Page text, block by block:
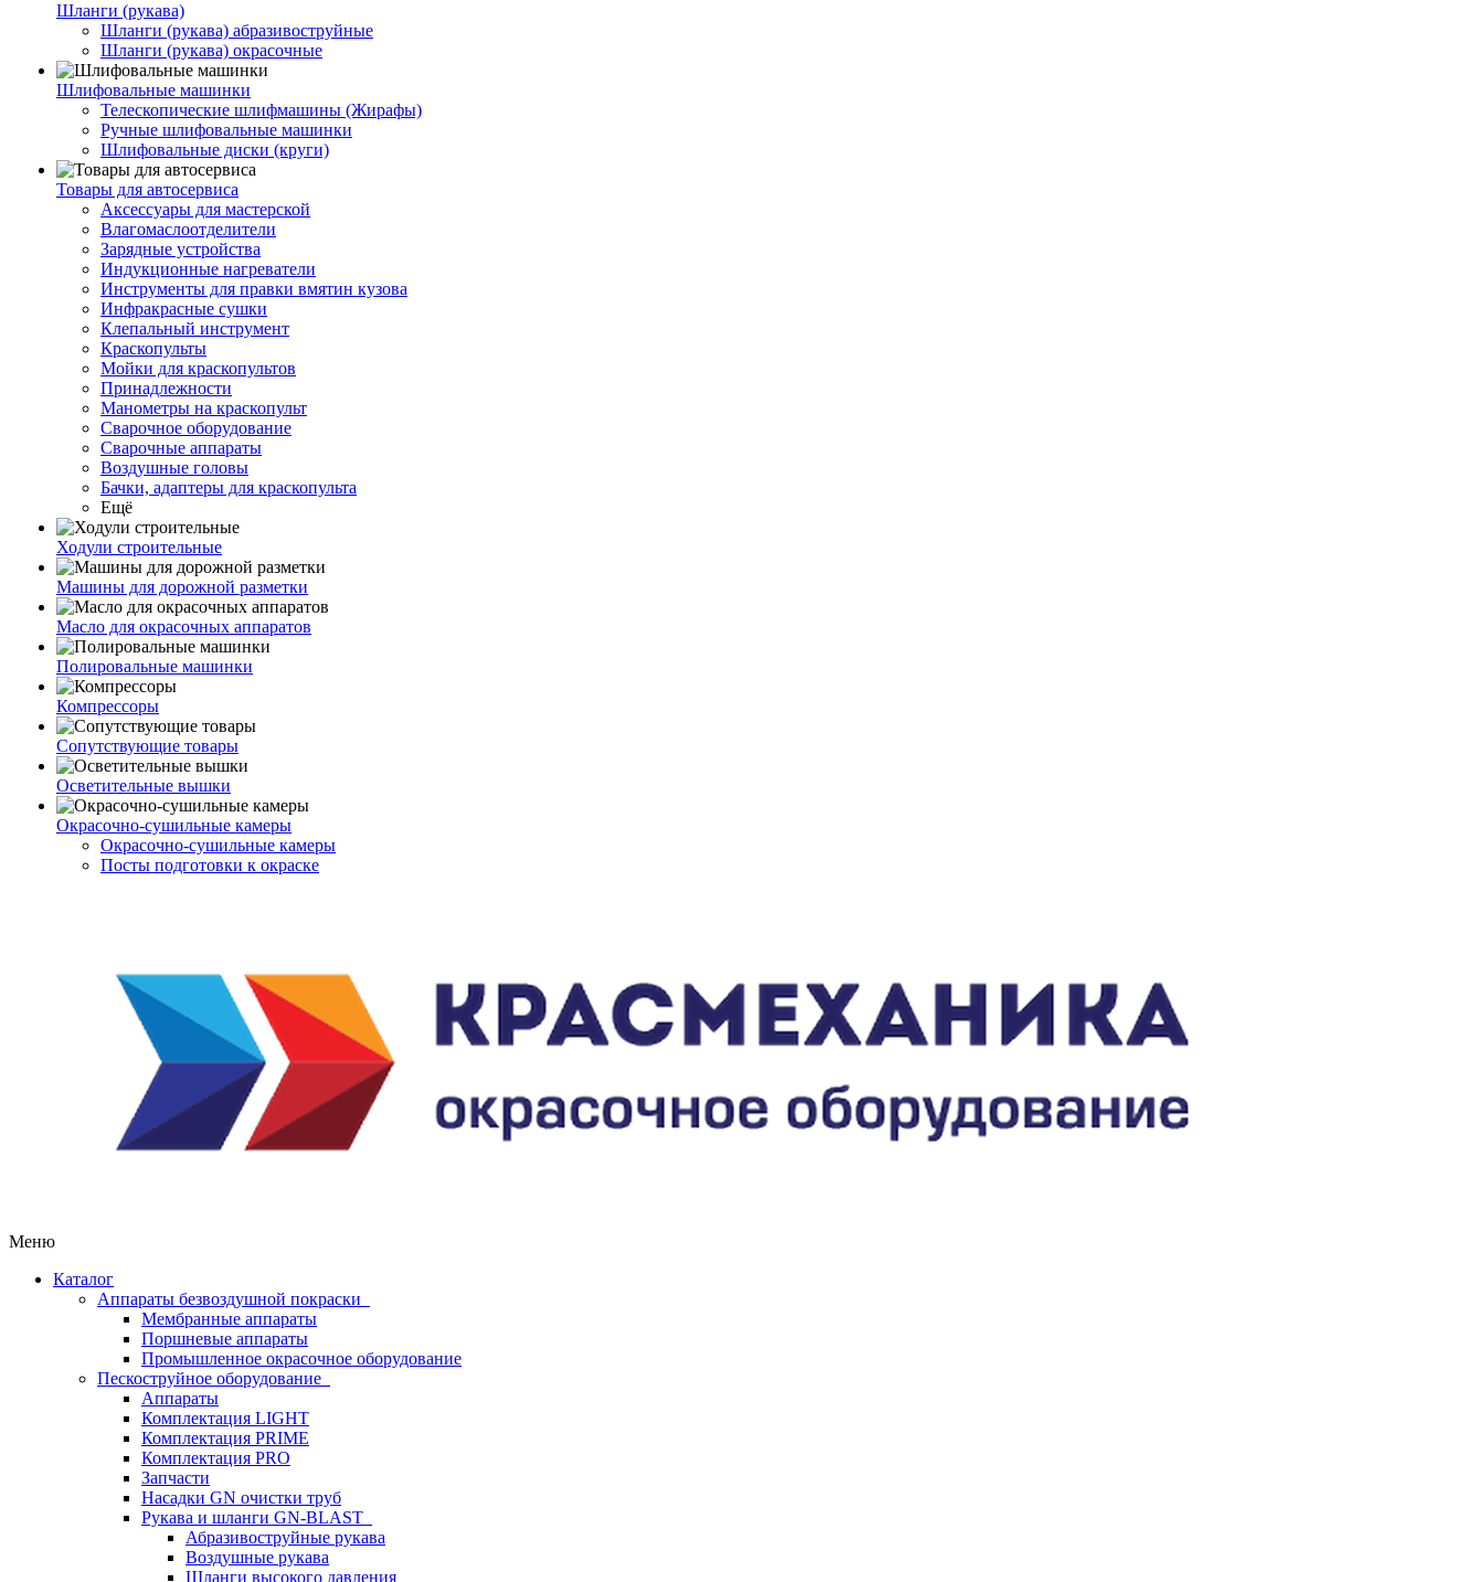
Шланги (рукава)
Шланги (рукава) абразивоструйные
Шланги (рукава) окрасочные
Шлифовальные машинки
Телескопические шлифмашины (Жирафы)
Ручные шлифовальные машинки
Шлифовальные диски (круги)
Товары для автосервиса
Аксессуары для мастерской
Влагомаслоотделители
Зарядные устройства
Индукционные нагреватели
Инструменты для правки вмятин кузова
Инфракрасные сушки
Клепальный инструмент
Краскопульты
Мойки для краскопультов
Принадлежности
Манометры на краскопульт
Сварочное оборудование
Сварочные аппараты
Воздушные головы
Бачки, адаптеры для краскопульта
Ещё
Ходули строительные
Машины для дорожной разметки
Масло для окрасочных аппаратов
Полировальные машинки
Компрессоры
Сопутствующие товары
Осветительные вышки
Окрасочно-сушильные камеры
Окрасочно-сушильные камеры
Посты подготовки к окраске
Меню
Каталог
Аппараты безвоздушной покраски
Мембранные аппараты
Поршневые аппараты
Промышленное окрасочное оборудование
Пескоструйное оборудование
Аппараты
Комплектация LIGHT
Комплектация PRIME
Комплектация PRO
Запчасти
Насадки GN очистки труб
Рукава и шланги GN-BLAST
Абразивоструйные рукава
Воздушные рукава
Шланги высокого давления